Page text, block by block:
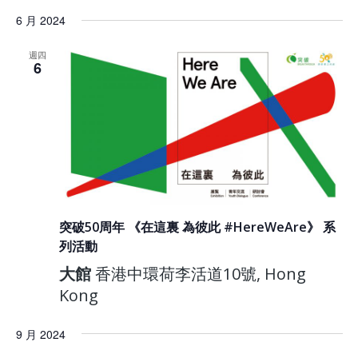
6 月 2024
週四
6
突破50周年 《在這裏 為彼此 #HereWeAre》 系
列活動
大館香港中環荷李活道10號, Hong
Kong
9 月 2024